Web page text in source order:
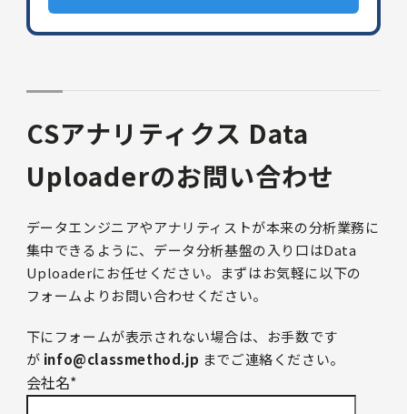
CSアナリティクス Data
Uploaderのお問い合わせ
データエンジニアやアナリティストが本来の分析業務に
集中できるように、データ分析基盤の入り口はData
Uploaderにお任せください。まずはお気軽に以下の
フォームよりお問い合わせください。
下にフォームが表示されない場合は、お手数です
が info@classmethod.jp までご連絡ください。
会社名*